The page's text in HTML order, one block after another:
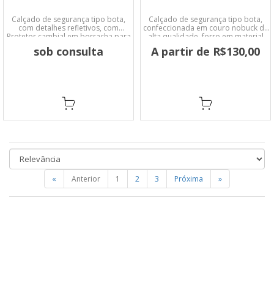
Calçado de segurança tipo bota,
com detalhes refletivos, com
Protetor cambial em borracha para
evitar desgaste da microfibra.
sob consulta
Calçado de segurança tipo bota,
confeccionada em couro nobuck de
alta qualidade, forro em material
não tecido, colarinho acolchoado.
A partir de R$130,00
« Anterior 1 2 3 Próxima »